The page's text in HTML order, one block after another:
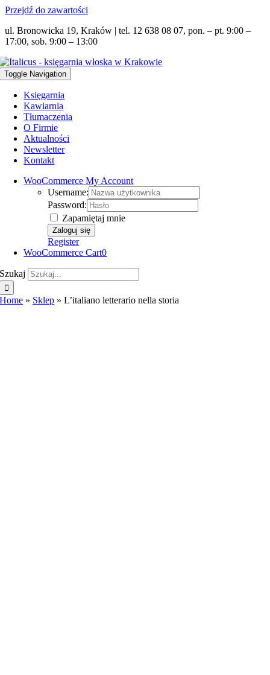
Przejdź do zawartości
ul. Bronowicka 19, Kraków | tel. 12 638 08 07, pon. – pt. 9:00 –
17:00, sob. 9:00 – 13:00
Toggle Navigation
Księgarnia
Kawiarnia
Tłumaczenia
O Firmie
Aktualności
Newsletter
Kontakt
WooCommerce My Account
Username:
Password:
Zapamiętaj mnie
Register
WooCommerce Cart0
Szukaj
Home » Sklep »L’italiano letterario nella storia